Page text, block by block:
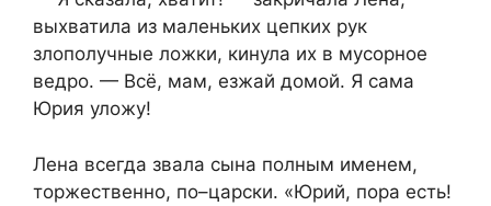
выхватила из маленьких цепких рук
злополучные ложки, кинула их в мусорное
ведро. — Всё, мам, езжай домой. Я сама
Юрия уложу!
Лена всегда звала сына полным именем,
торжественно, по–царски. «Юрий, пора есть!